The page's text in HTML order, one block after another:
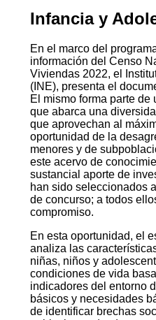
Infancia y
En el marco del
información del Censo
Viviendas 2022, el
(INE), presenta el
El mismo forma parte
que abarca una
que aprovechan al
oportunidad de la
menores y de
este acervo de
sustancial aporte de
han sido seleccionados
de concurso; a todos
compromiso.
En esta oportunidad, el
analiza las
niñas, niños y
condiciones de vida
indicadores del entorno
básicos y necesidades
de identificar brechas